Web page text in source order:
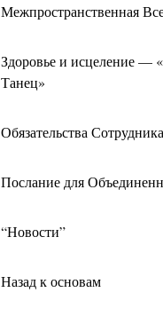
Межпространственная
Здоровье и исцеление —
Танец»
Обязательства
Послание для
“Новости”
Назад к основам